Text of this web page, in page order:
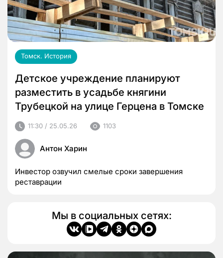
Томск. История
Детское учреждение планируют
разместить в усадьбе княгини
Трубецкой на улице Герцена в Томске
11:30 / 25.05.26 1103
Антон Харин
Инвестор озвучил смелые сроки завершения
реставрации
Мы в социальных сетях: